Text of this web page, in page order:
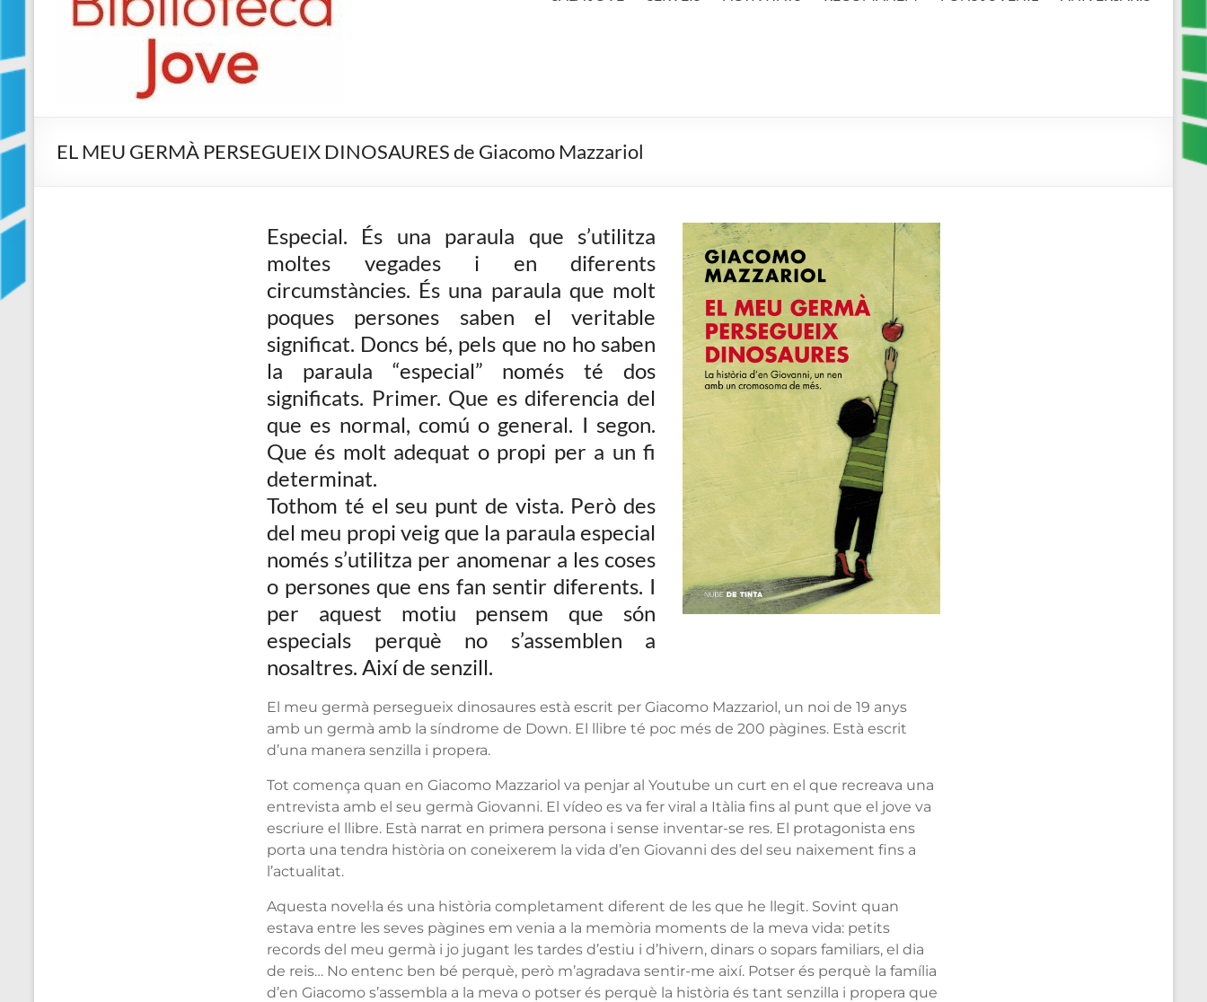
Jove
EL MEU GERMÀ PERSEGUEIX DINOSAURES de Giacomo Mazzariol
Especial. És una paraula que s’utilitza
moltes vegades i en diferents
circumstàncies. És una paraula que molt
poques persones saben el veritable
significat. Doncs bé, pels que no ho saben
la paraula “especial” només té dos
significats. Primer. Que es diferencia del
que es normal, comú o general. I segon.
Que és molt adequat o propi per a un fi
determinat.
Tothom té el seu punt de vista. Però des
del meu propi veig que la paraula especial
només s’utilitza per anomenar a les coses
o persones que ens fan sentir diferents. I
per aquest motiu pensem que són
especials perquè no s’assemblen a
nosaltres. Així de senzill.
El meu germà persegueix dinosaures està escrit per Giacomo Mazzariol, un noi de 19 anys
amb un germà amb la síndrome de Down. El llibre té poc més de 200 pàgines. Està escrit
d’una manera senzilla i propera.
Tot comença quan en Giacomo Mazzariol va penjar al Youtube un curt en el que recreava una
entrevista amb el seu germà Giovanni. El vídeo es va fer viral a Itàlia fins al punt que el jove va
escriure el llibre. Està narrat en primera persona i sense inventar-se res. El protagonista ens
porta una tendra història on coneixerem la vida d’en Giovanni des del seu naixement fins a
l’actualitat.
Aquesta novel·la és una història completament diferent de les que he llegit. Sovint quan
estava entre les seves pàgines em venia a la memòria moments de la meva vida: petits
records del meu germà i jo jugant les tardes d’estiu i d’hivern, dinars o sopars familiars, el dia
de reis… No entenc ben bé perquè, però m’agradava sentir-me així. Potser és perquè la família
d’en Giacomo s’assembla a la meva o potser és perquè la història és tant senzilla i propera que